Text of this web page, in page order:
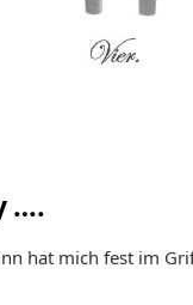
….
hat mich fest im